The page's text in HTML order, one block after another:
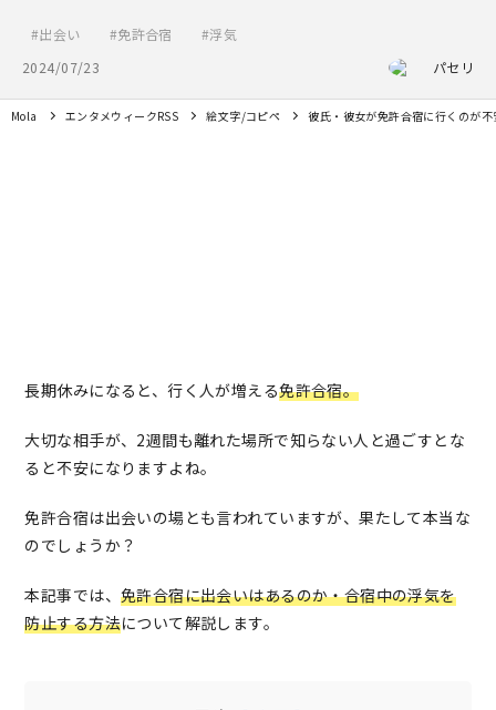
出会い 免許合宿
浮気
2024/07/23
パセリ
Mola エンタメウィークRSS 絵文字/コピペ 彼氏・彼女が免許合宿に行くのが
長期休みになると、行く人が増える免許合宿。
大切な相手が、2週間も離れた場所で知らない人と過ごすとな
ると不安になりますよね。
免許合宿は出会いの場とも言われていますが、果たして本当な
のでしょうか？
本記事では、 免許合宿に出会いはあるのか・合宿中の浮気を
防止する方法について解説します。